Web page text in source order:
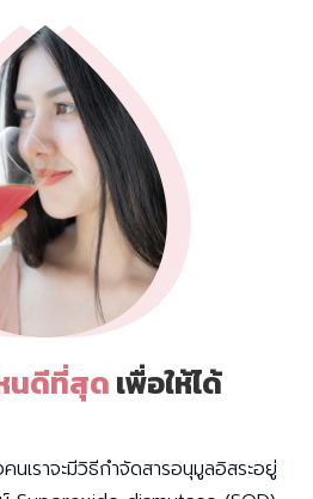
นดีที่สุดเพื่อให้ได้
เราจะมีวิธีกำจัดสารอนุมูลอิสระอยู่